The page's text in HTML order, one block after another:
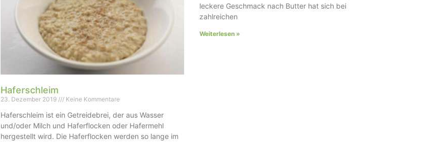
Haferschleim
23. Dezember 2019 Keine Kommentare
Haferschleim ist ein Getreidebrei, der aus Wasser
und/oder Milch und Haferflocken oder Hafermehl
hergestellt wird. Die Haferflocken werden so lange im
leckere Geschmack nach Butter hat sich bei
zahlreichen
Weiterlesen »